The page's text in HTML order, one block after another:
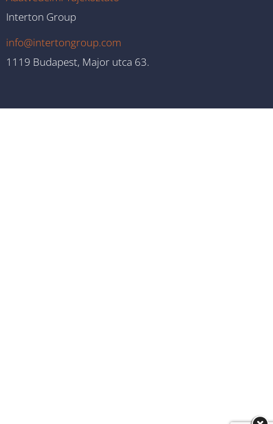
Interton Group
info@intertongroup.com
1119 Budapest, Major utca 63.